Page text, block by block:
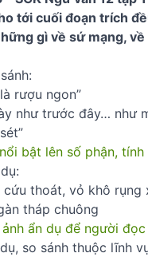
tới cuối đoạn trích
gì về sứ mạng,
rượu ngon”
như trước đây… như
bật lên số phận,
cứu thoát, vỏ khô rụng
tháp chuông
ẩn dụ để người
dụ, so sánh thuộc